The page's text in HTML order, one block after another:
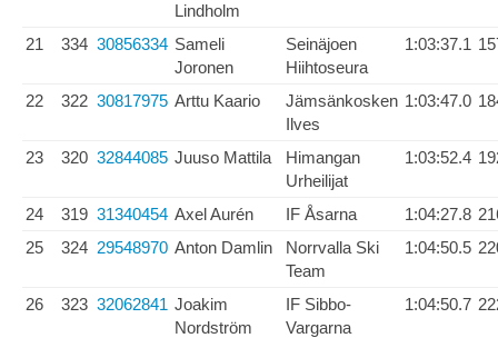
Lindholm
21 334 30856334 Sameli
Joronen
Seinäjoen
Hiihtoseura
1:03:37.1
22 322 30817975 Arttu Kaario
Jämsänkosken
Ilves
1:03:47.0
23 320 32844085 Juuso Mattila
Himangan
Urheilijat
1:03:52.4
24 319 31340454 Axel Aurén IF Åsarna 1:04:27.8
25
324 29548970 Anton Damlin
Norrvalla Ski
Team
1:04:50.5
26 323 32062841 Joakim
Nordström
IF Sibbo-
Vargarna
1:04:50.7